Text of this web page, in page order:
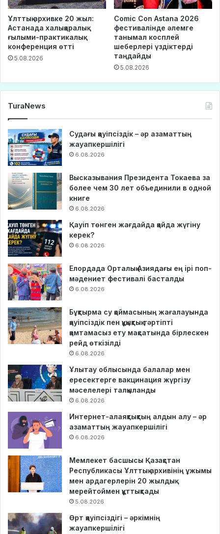
Ұлттық архивке 20 жыл:
Астанада халықаралық
ғылыми-практикалық
конференция өтті
5.08.2026
Comic Con Astana 2026
фестивалінде әлемге
танымал косплей
шеберлері үздіктерді
таңдайды
5.08.2026
TuraNews
Судағы қауіпсіздік – әр азаматтың
жауапкершілігі
6.08.2026
Высказывания Президента Токаева за
более чем 30 лет объединили в одной
книге
6.08.2026
Қауіп төнген жағдайда қайда жүгіну
керек?
6.08.2026
Елордада Орталық Азиядағы ең ірі поп-
мәдениет фестивалі басталды
6.08.2026
Бұқтырма су қоймасының жағалауында
қауіпсіздік пен құқықтық тәртіпті
қамтамасыз ету мақсатында бірлескен
рейд өткізілді
6.08.2026
Ұлытау облысында балалар мен
ересектерге вакцинация жүргізу
мәселелері талқыланды
6.08.2026
Интернет-алаяқтықтың алдын алу – әр
азаматтың жауапкершілігі
6.08.2026
Мемлекет басшысы Қазақстан
Республикасы Ұлттық архивінің ұжымы
мен ардагерлерін 20 жылдық
мерейтоймен құттықтады
5.08.2026
Өрт қауіпсіздігі – әркімнің
жауапкершілігі